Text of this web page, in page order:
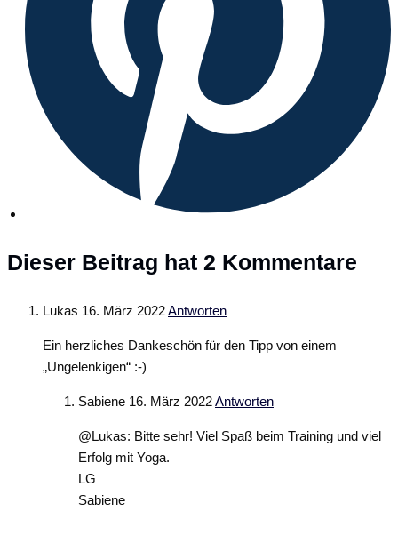
Dieser Beitrag hat 2 Kommentare
Lukas 16. März 2022Antworten
Ein herzliches Dankeschön für den Tipp von einem
„Ungelenkigen“ :-)
Sabiene 16. März 2022Antworten
@Lukas: Bitte sehr! Viel Spaß beim Training und viel
Erfolg mit Yoga.
LG
Sabiene